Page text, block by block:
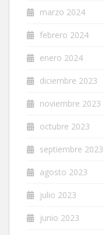
marzo 2024
febrero 2024
enero 2024
diciembre 2023
noviembre 2023
octubre 2023
septiembre 2023
agosto 2023
julio 2023
junio 2023